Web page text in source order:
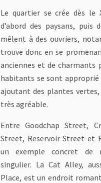
Le quartier se crée dès le
d’abord des paysans, puis
mêlent à des ouvriers,
trouve donc en se
anciennes et de charmants
habitants se sont
ajoutant des plantes
très agréable.
Entre Goodchap Street,
Street, Reservoir Street et
un exemple concret de
singulier. La Cat Alley,
Place, est un endroit